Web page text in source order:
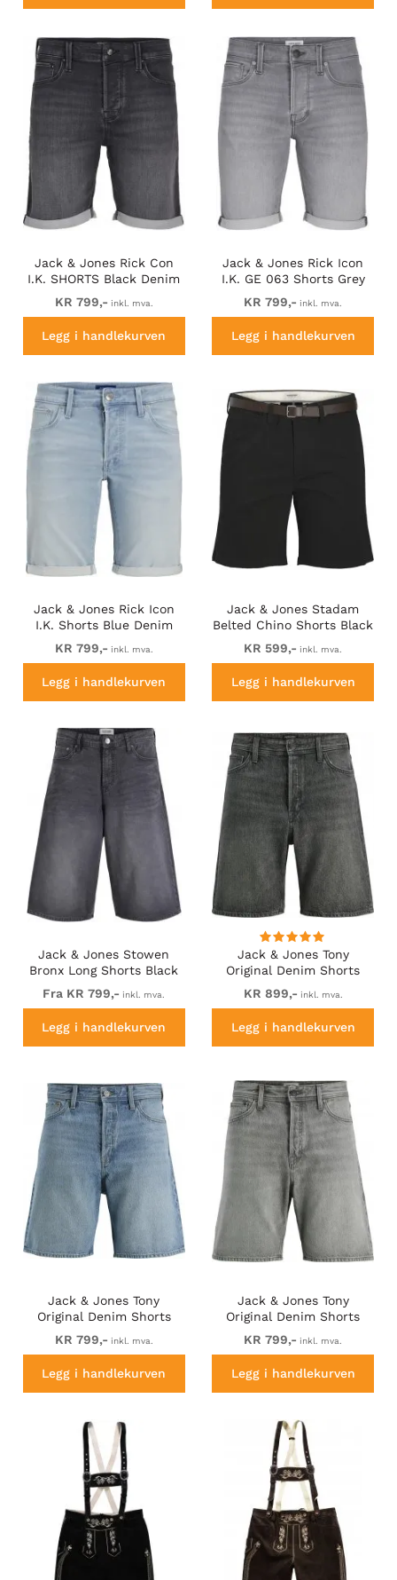
Jack & Jones Rick Con
I.K. SHORTS Black Denim
KR 799,- inkl. mva.
Legg i handlekurven
Jack & Jones Rick Icon
I.K. GE 063 Shorts Grey
Denim
KR 799,- inkl. mva.
Legg i handlekurven
Jack & Jones Rick Icon
I.K. Shorts Blue Denim
KR 799,- inkl. mva.
Legg i handlekurven
Jack & Jones Stadam
Belted Chino Shorts Black
KR 599,- inkl. mva.
Legg i handlekurven
Jack & Jones Stowen
Bronx Long Shorts Black
Fra KR 799,- inkl. mva.
Legg i handlekurven
Jack & Jones Tony
Original Denim Shorts
Black
KR 899,- inkl. mva.
Legg i handlekurven
Jack & Jones Tony
Original Denim Shorts
Blue
KR 799,- inkl. mva.
Legg i handlekurven
Jack & Jones Tony
Original Denim Shorts
Grey
KR 799,- inkl. mva.
Legg i handlekurven